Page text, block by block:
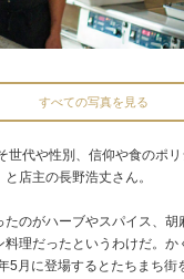
すべての写真を見る
世代や性別、信仰や食のポ
店主の長野浩丈さん。
のがハーブやスパイス、胡
理だったというわけだ。か
5月に登場するとたちまち街